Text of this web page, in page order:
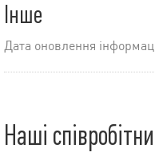
Інше
Дата оновлення
Наші